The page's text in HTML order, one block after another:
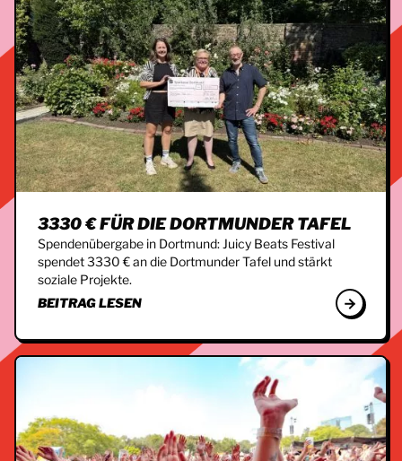
3330 € FÜR DIE DORTMUNDER TAFEL
Spendenübergabe in Dortmund: Juicy Beats Festival
spendet 3330 € an die Dortmunder Tafel und stärkt
soziale Projekte.
BEITRAG LESEN